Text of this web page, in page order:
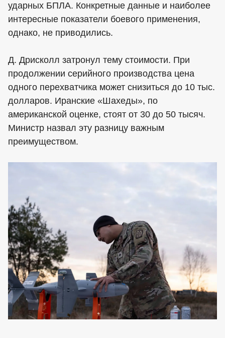
ударных БПЛА. Конкретные данные и наиболее
интересные показатели боевого применения,
однако, не приводились.
Д. Дрисколл затронул тему стоимости. При
продолжении серийного производства цена
одного перехватчика может снизиться до 10 тыс.
долларов. Иранские «Шахеды», по
американской оценке, стоят от 30 до 50 тысяч.
Министр назвал эту разницу важным
преимуществом.